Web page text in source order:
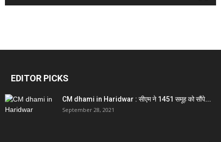
EDITOR PICKS
CM dhami in Haridwar : सीएम ने 1451 समूह को सौंपे...
September 28, 2021